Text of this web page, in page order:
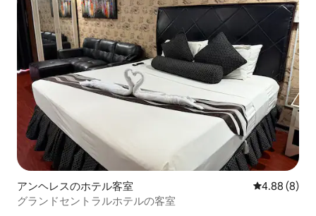
アンヘレスのホテル客室 レビュー8件
4.88 (8)
グランドセントラルホテルの客室